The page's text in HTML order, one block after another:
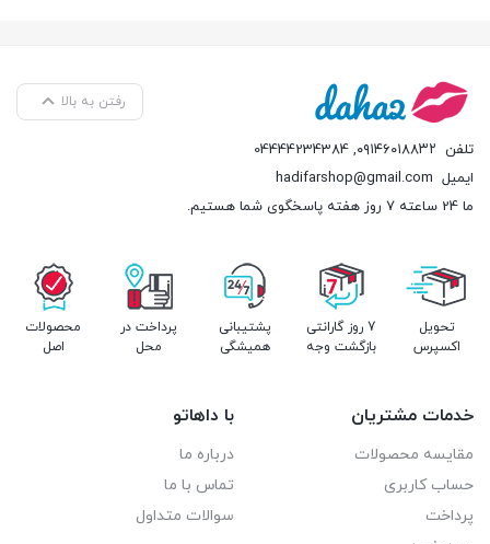
رفتن به بالا
تلفن ۰۹۱۴۶۰۱۸۸۳۲,
04444234384
ایمیل hadifarshop@gmail.com
ما 24 ساعته 7 روز هفته پاسخگوی شما هستیم.
تحویل
اکسپرس
7 روز گارانتی
بازگشت وجه
پشتیبانی
همیشگی
پرداخت در
محل
محصولات
اصل
خدمات مشتریان
مقایسه محصولات
حساب کاربری
پرداخت
با داهاتو
درباره ما
تماس با ما
سوالات متداول